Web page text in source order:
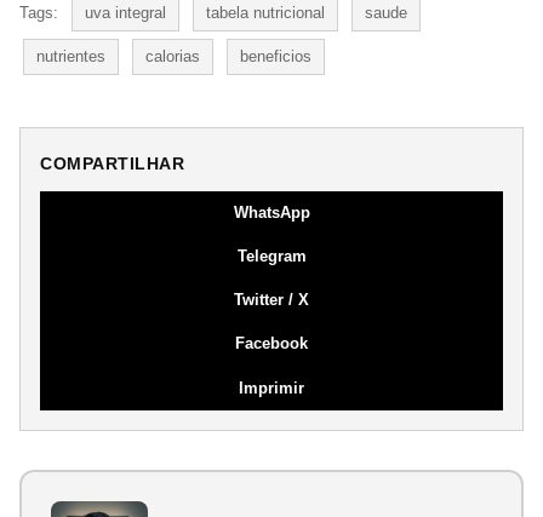
Tags: uva integral tabela nutricional saude
nutrientes calorias beneficios
COMPARTILHAR
WhatsApp
Telegram
Twitter / X
Facebook
Imprimir